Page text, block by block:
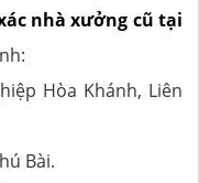
nhà xưởng cũ tại
Hòa Khánh, Liên
Bài.